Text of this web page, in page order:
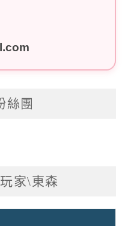
絲團
家\東森